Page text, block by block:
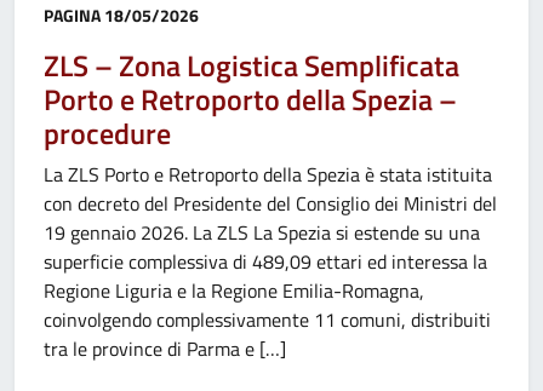
Categoria:
PAGINA18/05/2026
ZLS – Zona Logistica Semplificata
Porto e Retroporto della Spezia –
procedure
La ZLS Porto e Retroporto della Spezia è stata istituita
con decreto del Presidente del Consiglio dei Ministri del
19 gennaio 2026. La ZLS La Spezia si estende su una
superficie complessiva di 489,09 ettari ed interessa la
Regione Liguria e la Regione Emilia-Romagna,
coinvolgendo complessivamente 11 comuni, distribuiti
tra le province di Parma e […]